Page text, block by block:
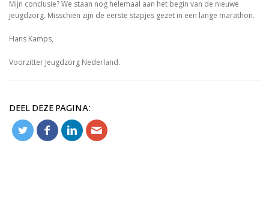
Mijn conclusie? We staan nog helemaal aan het begin van de nieuwe
jeugdzorg. Misschien zijn de eerste stapjes gezet in een lange marathon.
Hans Kamps,
Voorzitter Jeugdzorg Nederland.
DEEL DEZE PAGINA: